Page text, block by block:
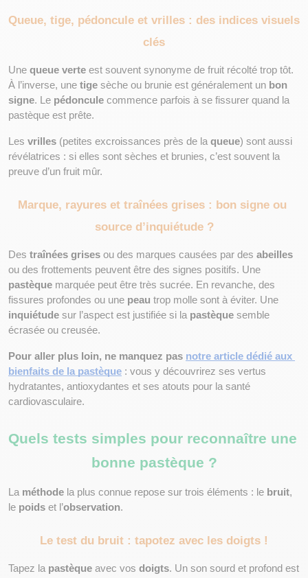
Queue, tige, pédoncule et vrilles : des indices visuels
clés
Une queue verte est souvent synonyme de fruit récolté trop tôt.
À l’inverse, une tige sèche ou brunie est généralement un bon
signe. Le pédoncule commence parfois à se fissurer quand la
pastèque est prête.
Les vrilles (petites excroissances près de la queue) sont aussi
révélatrices : si elles sont sèches et brunies, c’est souvent la
preuve d’un fruit mûr.
Marque, rayures et traînées grises : bon signe ou
source d’inquiétude ?
Des traînées grises ou des marques causées par des abeilles
pastèque marquée peut être très sucrée. En revanche, des
fissures profondes ou une peau
inquiétude sur l’aspect est justifiée si la pastèque semble
écrasée ou creusée.
Pour aller plus loin, ne manquez pas notre article dédié aux
bienfaits de la pastèque : vous y découvrirez ses vertus
hydratantes, antioxydantes et ses atouts pour la santé
cardiovasculaire.
Quels tests simples pour reconnaître une
bonne pastèque ?
La méthode la plus connue repose sur trois éléments : le bruit,
le poids et l’observation.
Le test du bruit : tapotez avec les doigts !
Tapez la pastèque avec vos doigts. Un son sourd et profond est